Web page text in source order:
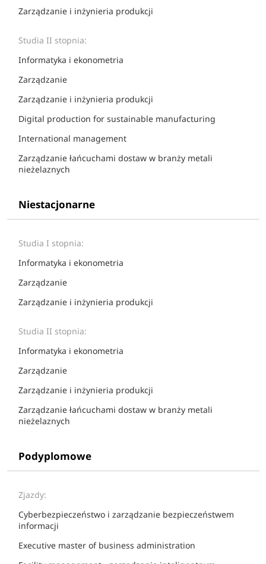
Zarządzanie i inżynieria produkcji
Studia II stopnia:
Informatyka i ekonometria
Zarządzanie
Zarządzanie i inżynieria produkcji
Digital production for sustainable manufacturing
International management
Zarządzanie łańcuchami dostaw w branży metali
nieżelaznych
Niestacjonarne
Studia I stopnia:
Informatyka i ekonometria
Zarządzanie
Zarządzanie i inżynieria produkcji
Studia II stopnia:
Informatyka i ekonometria
Zarządzanie
Zarządzanie i inżynieria produkcji
Zarządzanie łańcuchami dostaw w branży metali
nieżelaznych
Podyplomowe
Zjazdy:
Cyberbezpieczeństwo i zarządzanie bezpieczeństwem
informacji
Executive master of business administration